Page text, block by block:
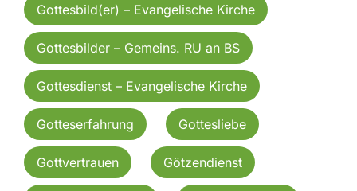
Gottesbild(er) – Evangelische Kirche
Gottesbilder – Gemeins. RU an BS
Gottesdienst – Evangelische Kirche
Gotteserfahrung Gottesliebe
Gottvertrauen Götzendienst